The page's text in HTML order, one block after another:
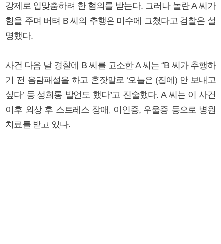
강제로 입맞춤하려 한 혐의를 받는다. 그러나 놀란 A 씨가
힘을 주며 버텨 B 씨의 추행은 미수에 그쳤다고 검찰은 설
명했다.
사건 다음 날 경찰에 B 씨를 고소한 A 씨는 “B 씨가 추행하
기 전 음담패설을 하고 혼잣말로 ‘오늘은 (집에) 안 보내고
싶다’ 등 성희롱 발언도 했다”고 진술했다. A 씨는 이 사건
이후 외상 후 스트레스 장애, 이인증, 우울증 등으로 병원
치료를 받고 있다.